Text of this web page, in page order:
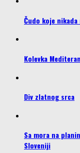
Čudo koje nikada
Kolevka
Div zlatnog srca
Sa mora na
Sloveniji